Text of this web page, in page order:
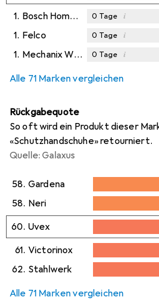
1. Bosch Home & Garden 0 Tage i
1. Felco 0 Tage i
1. Mechanix Wear 0 Tage i
Alle 71 Marken vergleichen
Rückgabequote
So oft wird ein Produkt dieser
«Schutzhandschuhe» retourniert.
Quelle: Galaxus
58. Gardena
58. Neri
60. Uvex
2,4%
61. Victorinox
2,5%
62. Stahlwerk
Alle 71 Marken vergleichen